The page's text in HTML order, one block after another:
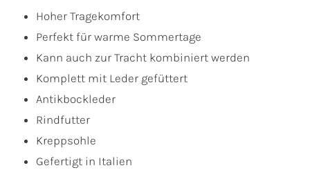
Hoher Tragekomfort
Perfekt für warme Sommertage
Kann auch zur Tracht kombiniert werden
Komplett mit Leder gefüttert
Antikbockleder
Rindfutter
Kreppsohle
Gefertigt in Italien